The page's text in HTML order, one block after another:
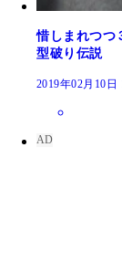
惜しまれつつ
型破り伝説
2019年02月10日